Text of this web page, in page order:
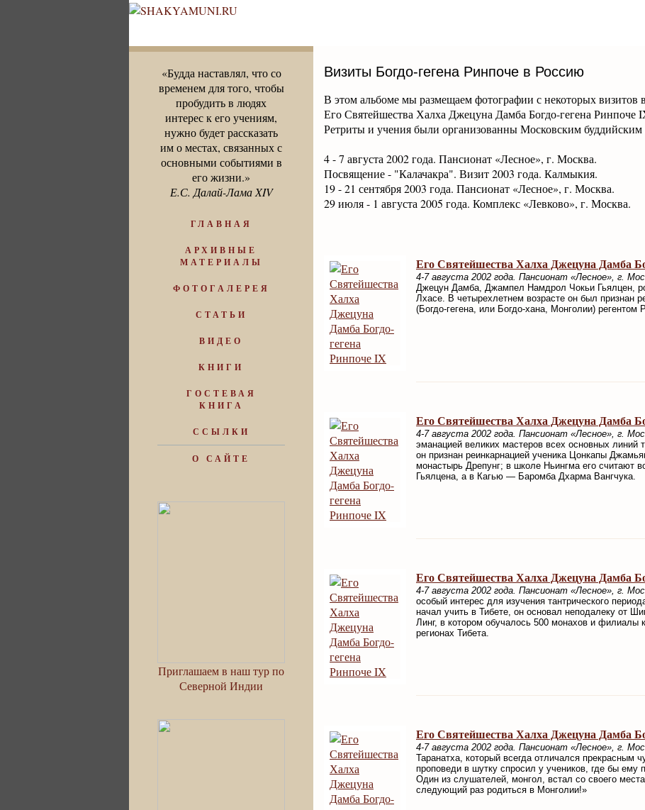
«Будда наставлял, что со
временем для того, чтобы
пробудить в людях
интерес к его учениям,
нужно будет рассказать
им о местах, связанных с
основными событиями в
его жизни.»
Е.С. Далай-Лама XIV
ГЛАВНАЯ
АРХИВНЫЕ
МАТЕРИАЛЫ
ФОТОГАЛЕРЕЯ
СТАТЬИ
ВИДЕО
КНИГИ
ГОСТЕВАЯ
КНИГА
ССЫЛКИ
О САЙТЕ
Приглашаем в наш тур по
Северной Индии
Визиты Богдо-гегена Ринпоче в Россию
В этом альбоме мы размещаем фотографии с некоторых визитов
Его Святейшества Халха Джецуна Дамба Богдо-гегена Ринпоче
Ретриты и учения были организованны Московским
4 - 7 августа 2002 года. Пансионат «Лесное», г. Москва.
Посвящение - "Калачакра". Визит 2003 года. Калмыкия.
19 - 21 сентября 2003 года. Пансионат «Лесное», г. Москва.
29 июля - 1 августа 2005 года. Комплекс «Левково», г. Москва.
Его Святейшества Халха Джецуна Дамба
4-7 августа 2002 года. Пансионат «Лесное», г.
Джецун Дамба, Джампел Намдрол Чокьи Гьялцен,
Лхасе. В четырехлетнем возрасте он был признан
(Богдо-гегена, или Богдо-хана, Монголии) регентом
Его Святейшества Халха Джецуна Дамба
4-7 августа 2002 года. Пансионат «Лесное», г.
эманацией великих мастеров всех основных линий
он признан реинкарнацией ученика Цонкапы
монастырь Дрепунг; в школе Ньингма его считают
Гьялцена, а в Кагью — Баромба Дхарма Вангчука.
Его Святейшества Халха Джецуна Дамба
4-7 августа 2002 года. Пансионат «Лесное», г.
особый интерес для изучения тантрического
начал учить в Тибете, он основал неподалеку от
Линг, в котором обучалось 500 монахов и филиалы
регионах Тибета.
Его Святейшества Халха Джецуна Дамба
4-7 августа 2002 года. Пансионат «Лесное», г.
Таранатха, который всегда отличался прекрасным
проповеди в шутку спросил у учеников, где бы ему
Один из слушателей, монгол, встал со своего
следующий раз родиться в Монголии!»